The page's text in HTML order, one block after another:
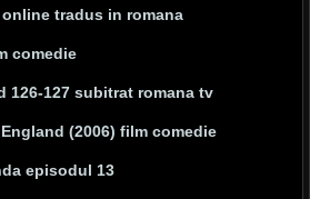
tradus in romana
comedie
126-127 subitrat romana tv
(2006) film comedie
episodul 13